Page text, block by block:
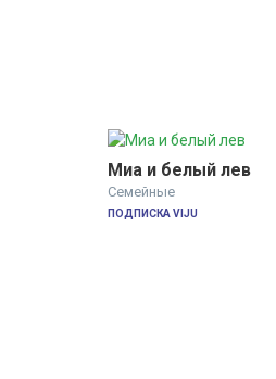
Миа и белый лев
Семейные
ПОДПИСКА VIJU